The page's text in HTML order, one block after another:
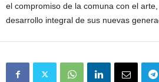
el compromiso de la comuna con el
desarrollo integral de sus nuevas